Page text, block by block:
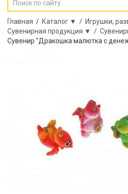
Главная / Каталог ▼ / Игрушки,
Сувенирная продукция ▼ /
Сувенир "Дракошка малютка с